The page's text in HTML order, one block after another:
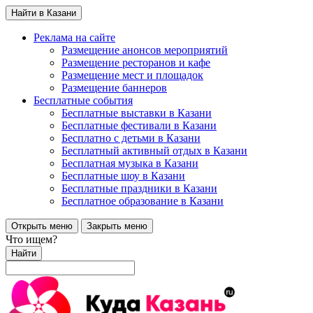
Найти в Казани
Реклама на сайте
Размещение анонсов мероприятий
Размещение ресторанов и кафе
Размещение мест и площадок
Размещение баннеров
Бесплатные события
Бесплатные выставки в Казани
Бесплатные фестивали в Казани
Бесплатно с детьми в Казани
Бесплатный активный отдых в Казани
Бесплатная музыка в Казани
Бесплатные шоу в Казани
Бесплатные праздники в Казани
Бесплатное образование в Казани
Открыть меню Закрыть меню
Что ищем?
Найти